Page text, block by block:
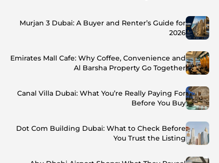
Murjan 3 Dubai: A Buyer and Renter’s Guide for
2026
Emirates Mall Cafe: Why Coffee, Convenience and
Al Barsha Property Go Together
Canal Villa Dubai: What You’re Really Paying For
Before You Buy
Dot Com Building Dubai: What to Check Before
You Trust the Listing